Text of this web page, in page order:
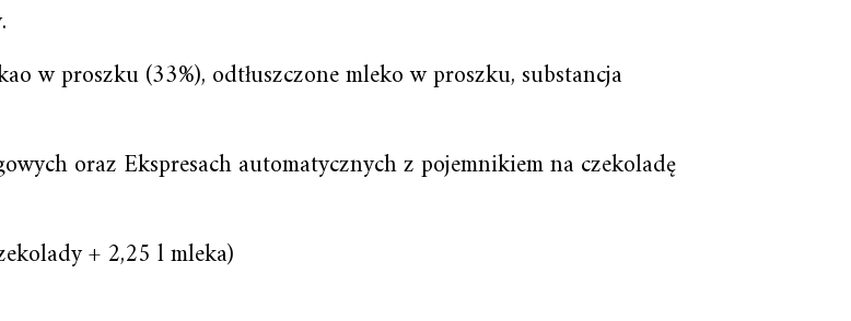
w proszku (33%), odtłuszczone mleko w proszku, substancja
oraz Ekspresach automatycznych z pojemnikiem na czekoladę
+ 2,25 l mleka)